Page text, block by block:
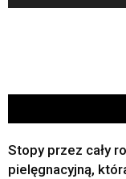
Stopy przez cały
pielęgnacyjną,